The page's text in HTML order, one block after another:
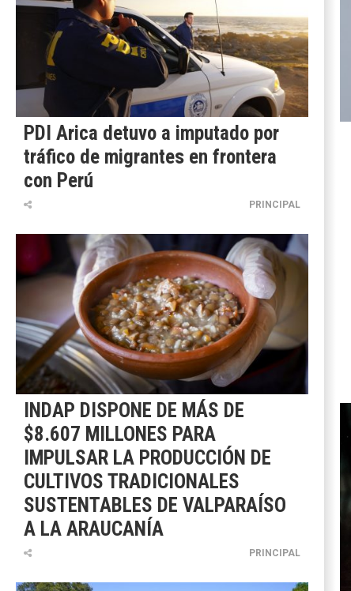
PDI Arica detuvo a imputado por
tráfico de migrantes en frontera
con Perú
PRINCIPAL
INDAP DISPONE DE MÁS DE
$8.607 MILLONES PARA
IMPULSAR LA PRODUCCIÓN DE
CULTIVOS TRADICIONALES
SUSTENTABLES DE VALPARAÍSO
A LA ARAUCANÍA
PRINCIPAL